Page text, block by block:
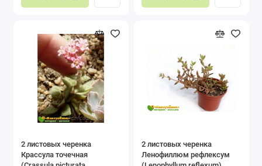
2 листовых черенка
Крассула точечная
2 листовых черенка
Ленофиллюм рефлексум